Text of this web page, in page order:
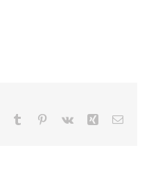
WhatsApp
Tumblr Pinterest
Vk Xing Email